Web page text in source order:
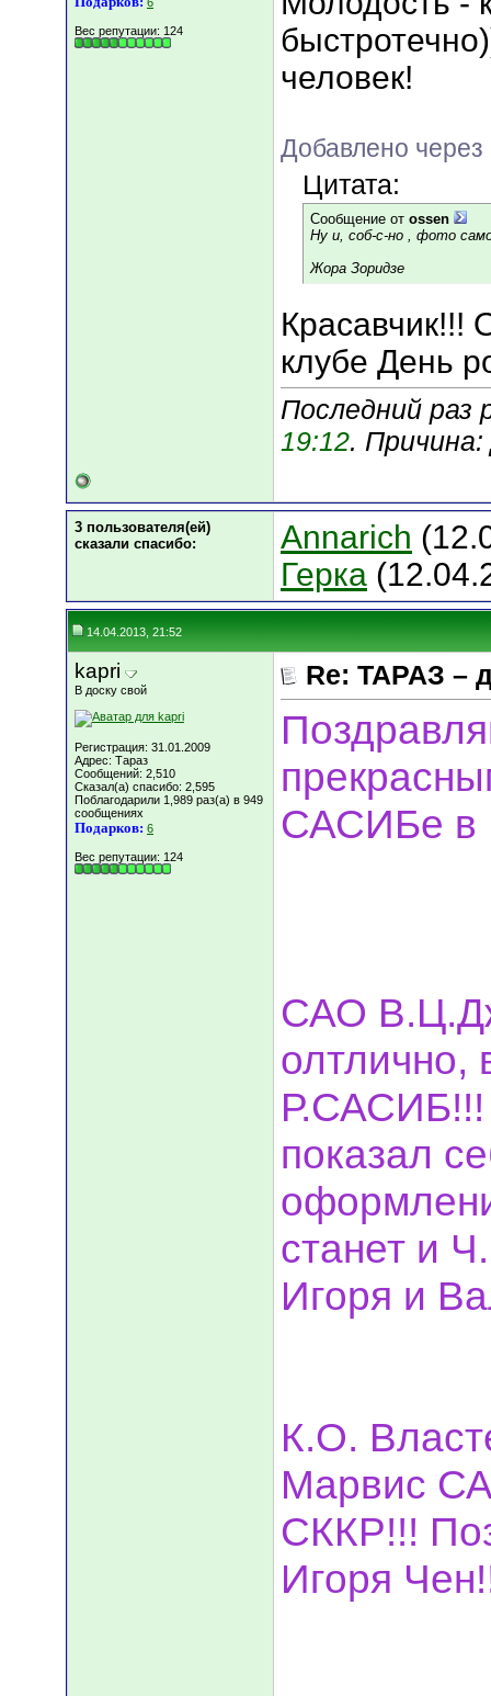
Вес репутации: 124
человек!
Добавлено через
Цитата:
Сообщение от ossen
Ну и, соб-с-но , фото
Жора Зоридзе
Красавчик!!!
клубе День
Последний раз
19:12.
3 пользователя(ей)
сказали cпасибо:
Annarich
Герка
14.04.2013, 21:52
kapri
В доску свой
Регистрация: 31.01.2009
Адрес: Тараз
Сообщений: 2,510
Сказал(а) спасибо: 2,595
Поблагодарили 1,989 раз(а) в 949
сообщениях
Подарков: 6
Вес репутации: 124
Re: ТАРАЗ –
САСИБе в
САО
олтлично,
Р.САСИБ!!!
показал
станет и
Игоря и
К.О.
Марвис
СККР!!!
Игоря